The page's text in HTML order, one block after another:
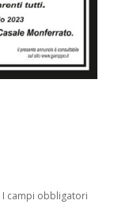
I campi obbligatori